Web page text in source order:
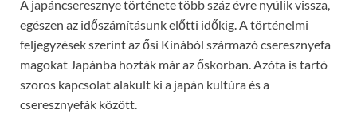
A japáncseresznye története több száz évre nyúlik vissza,
egészen az időszámításunk előtti időkig. A történelmi
feljegyzések szerint az ősi Kínából származó cseresznyefa
magokat Japánba hozták már az őskorban. Azóta is tartó
szoros kapcsolat alakult ki a japán kultúra és a
cseresznyefák között.